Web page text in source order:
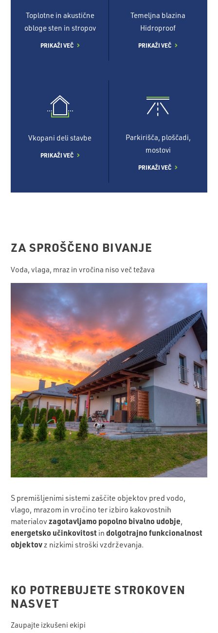
Toplotne in akustične
obloge sten in stropov
PRIKAŽI VEČ
Temeljna blazina
Hidroproof
PRIKAŽI VEČ
Vkopani deli stavbe
PRIKAŽI VEČ
Parkirišča, ploščadi,
mostovi
PRIKAŽI VEČ
ZA SPROŠČENO BIVANJE
Voda, vlaga, mraz in vročina niso več težava
S premišljenimi sistemi zaščite objektov pred vodo,
vlago, mrazom in vročino ter izbiro kakovostnih
materialovzagotavljamo popolno bivalno udobje,
energetsko učinkovitost in dolgotrajno funkcionalnost
objektovz nizkimi stroški vzdrževanja.
KO POTREBUJETE STROKOVEN
NASVET
Zaupajte izkušeni ekipi